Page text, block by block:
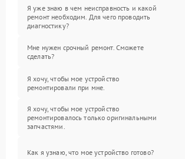
Я уже знаю в чем неисправность и какой
ремонт необходим. Для чего проводить
диагностику?
Мне нужен срочный ремонт. Сможете
сделать?
Я хочу, чтобы мое устройство
ремонтировали при мне.
Я хочу, чтобы мое устройство
ремонтировалось только оригинальными
запчастями.
Как я узнаю, что мое устройство готово?